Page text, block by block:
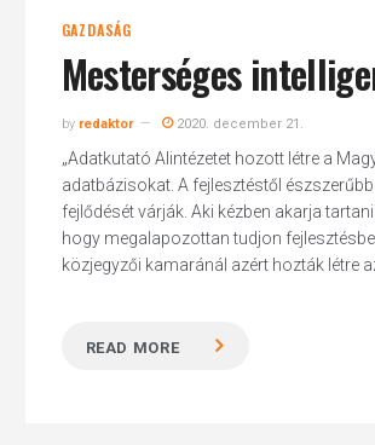
GAZDASÁG
Mesterséges
by redaktor 2020. december 21.
„Adatkutató Alintézetet hozott létre a
adatbázisokat. A fejlesztéstől
fejlődését várják. Aki kézben akarja
hogy megalapozottan tudjon
közjegyzői kamaránál azért hozták létre
READ MORE